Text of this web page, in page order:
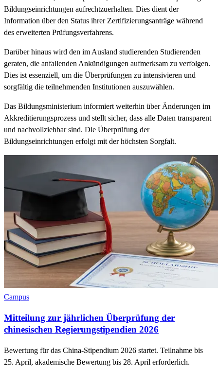
Bildungseinrichtungen aufrechtzuerhalten. Dies dient der
Information über den Status ihrer Zertifizierungsanträge während
des erweiterten Prüfungsverfahrens.
Darüber hinaus wird den im Ausland studierenden Studierenden
geraten, die anfallenden Ankündigungen aufmerksam zu verfolgen.
Dies ist essenziell, um die Überprüfungen zu intensivieren und
sorgfältig die teilnehmenden Institutionen auszuwählen.
Das Bildungsministerium informiert weiterhin über Änderungen im
Akkreditierungsprozess und stellt sicher, dass alle Daten transparent
und nachvollziehbar sind. Die Überprüfung der
Bildungseinrichtungen erfolgt mit der höchsten Sorgfalt.
Campus
Mitteilung zur jährlichen Überprüfung der
chinesischen Regierungstipendien 2026
Bewertung für das China-Stipendium 2026 startet. Teilnahme bis
25. April, akademische Bewertung bis 28. April erforderlich.